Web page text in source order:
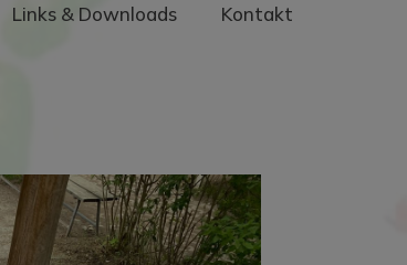
Links & Downloads
Kontakt